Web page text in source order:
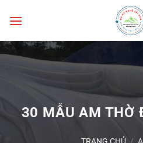
qua
dung
30 MẪU AM THỜ
TRANG CHỦ /